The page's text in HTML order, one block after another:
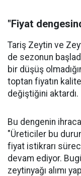
"Fiyat
Tariş Zeytin ve
de sezonun
bir düşüş
toptan fiyatın
değiştiğini aktardı.
Bu dengenin
"Üreticiler bu
fiyat istikrarı
devam ediyor.
zeytinyağı alımı